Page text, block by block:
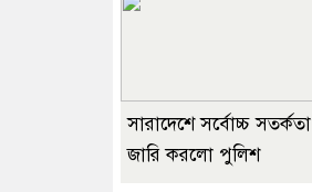
সারাদেশে সর্বোচ্চ সতর্কতা
জারি করলো পুলিশ